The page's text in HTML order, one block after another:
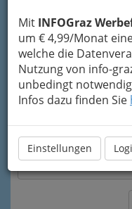
Mit INFOGraz
um € 4,99/Monat
welche die
Nutzung von info-
unbedingt
Infos dazu finden Sie
Einstellungen
Meine Nachricht